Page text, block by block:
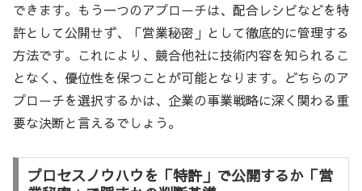
できます。もう一つのアプローチは、配合レシピなどを特
許として公開せず、「営業秘密」として徹底的に管理する
方法です。これにより、競合他社に技術内容を知られるこ
となく、優位性を保つことが可能となります。どちらのア
プローチを選択するかは、企業の事業戦略に深く関わる重
要な決断と言えるでしょう。
プロセスノウハウを「特許」で公開するか「営